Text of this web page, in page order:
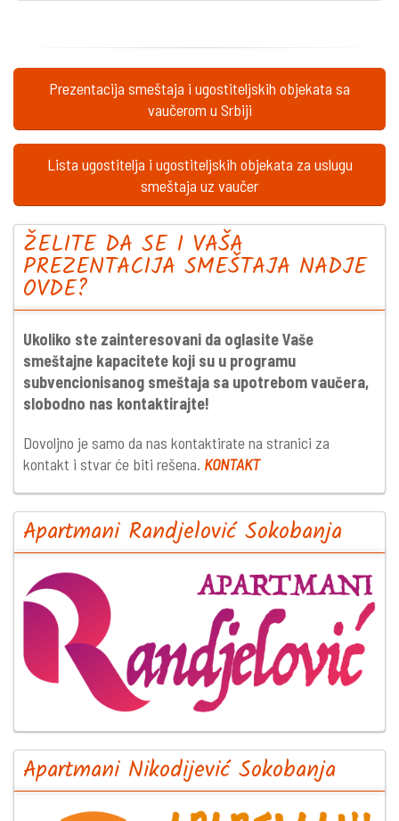
Prezentacija smeštaja i ugostiteljskih objekata sa
vaučerom u Srbiji
Lista ugostitelja i ugostiteljskih objekata za uslugu
smeštaja uz vaučer
ŽELITE DA SE I VAŠA
PREZENTACIJA SMEŠTAJA NADJE
OVDE?
Ukoliko ste zainteresovani da oglasite Vaše
smeštajne kapacitete koji su u programu
subvencionisanog smeštaja sa upotrebom vaučera,
slobodno nas kontaktirajte!
Dovoljno je samo da nas kontaktirate na stranici za
kontakt i stvar će biti rešena. KONTAKT
Apartmani Randjelović Sokobanja
Apartmani Nikodijević Sokobanja